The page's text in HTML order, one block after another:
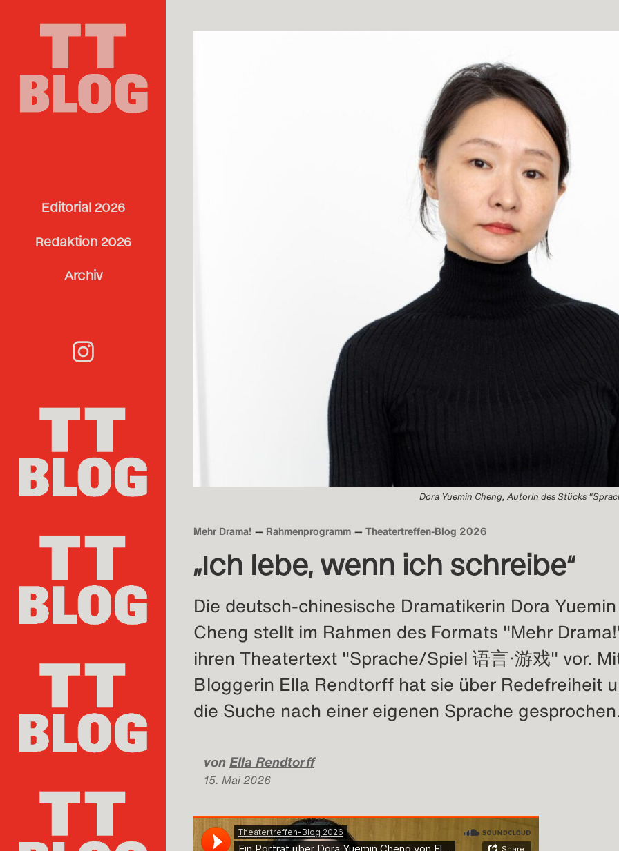
Editorial 2026
Redaktion 2026
Archiv
Dora Yuemin Cheng, Autorin des Stücks
Mehr Drama! Rahmenprogramm Theatertreffen-Blog 2026
„Ich lebe, wenn ich schreibe“
Die deutsch-chinesische Dramatikerin Dora Yuemin
Cheng stellt im Rahmen des Formats "Mehr
ihren Theatertext "Sprache/Spiel 语言·游戏" vor.
Bloggerin Ella Rendtorff hat sie über Redefreiheit
die Suche nach einer eigenen Sprache gesprochen.
vonElla Rendtorff
15. Mai 2026